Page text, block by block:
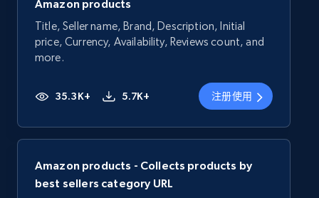
Amazon products
Title, Seller name, Brand, Description, Initial
price, Currency, Availability, Reviews count, and
more.
35.3K+ 5.7K+ 注册使用
Amazon products - Collects products by
best sellers category URL